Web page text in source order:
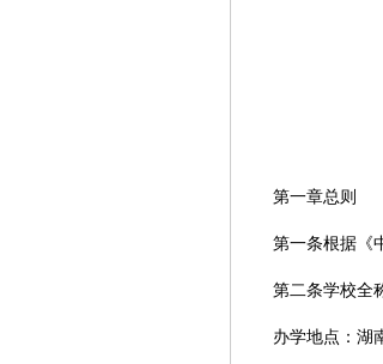
第一章总则
第一条根据《中
第二条学校全
办学地点：湖